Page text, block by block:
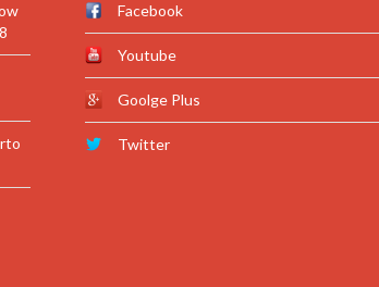
Facebook
Youtube
Goolge Plus
Twitter